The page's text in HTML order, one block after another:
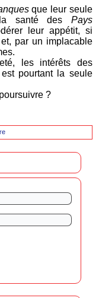
que leur seule
santé des Pays
leur appétit, si
par un implacable
les intérêts des
pourtant la seule
?